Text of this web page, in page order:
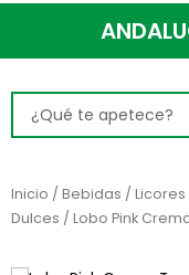
Search
Inicio / Bebidas /
Dulces / Lobo Pink